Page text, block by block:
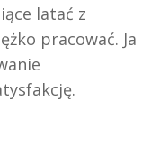
latać z
pracować. Ja